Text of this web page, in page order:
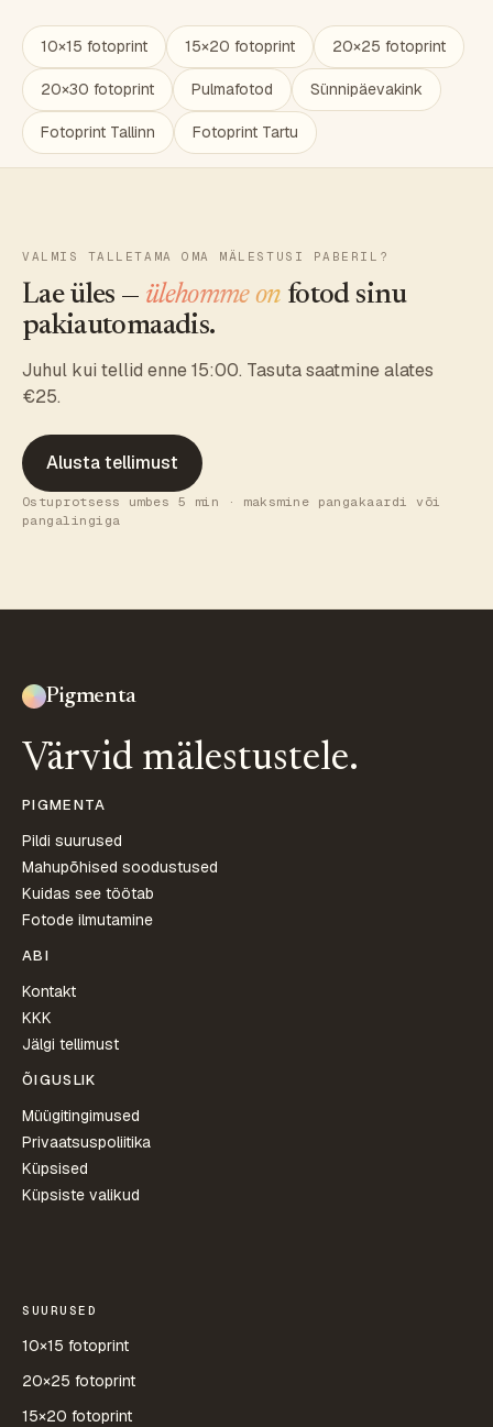
10×15 fotoprint 15×20 fotoprint 20×25 fotoprint
20×30 fotoprint Pulmafotod Sünnipäevakink
Fotoprint Tallinn Fotoprint Tartu
VALMIS TALLETAMA OMA MÄLESTUSI PABERIL?
Lae üles — ülehomme on fotod sinu
pakiautomaadis.
Juhul kui tellid enne 15:00. Tasuta saatmine alates
€25.
Alusta tellimust
Ostuprotsess umbes 5 min · maksmine pangakaardi või
pangalingiga
Pigmenta
Värvid mälestustele.
PIGMENTA
Pildi suurused
Mahupõhised soodustused
Kuidas see töötab
Fotode ilmutamine
ABI
Kontakt
KKK
Jälgi tellimust
ÕIGUSLIK
Müügitingimused
Privaatsuspoliitika
Küpsised
Küpsiste valikud
SUURUSED
10×15 fotoprint
20×25 fotoprint
15×20 fotoprint